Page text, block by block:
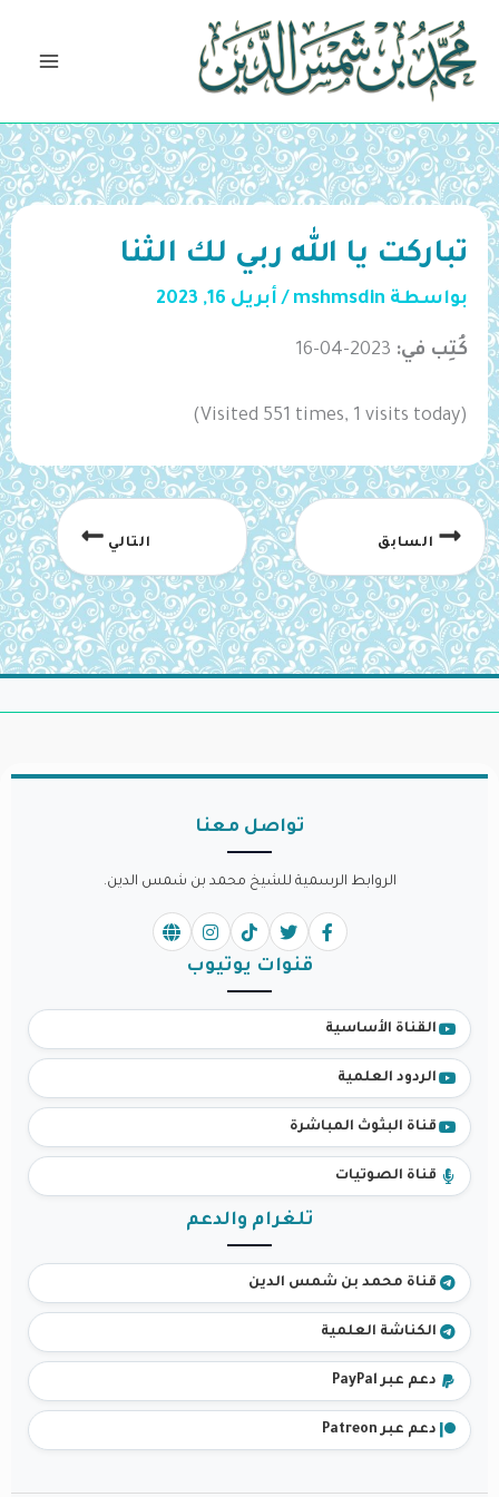
تخطي
المحتوى
تباركت يا الله ربي لك الثنا
بواسطة mshmsdin
/ أبريل 16, 2023
كُتِب في: 2023-04-16
(Visited 551 times, 1 visits today)
السابق التالي
تواصل معنا
الروابط الرسمية للشيخ محمد بن شمس الدين.
قنوات يوتيوب
القناة الأساسية
الردود العلمية
قناة البثوث المباشرة
قناة الصوتيات
تلغرام والدعم
قناة محمد بن شمس الدين
الكناشة العلمية
دعم عبر PayPal
دعم عبر Patreon